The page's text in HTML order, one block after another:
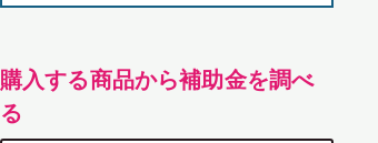
購入する商品から補助金を調べ
る